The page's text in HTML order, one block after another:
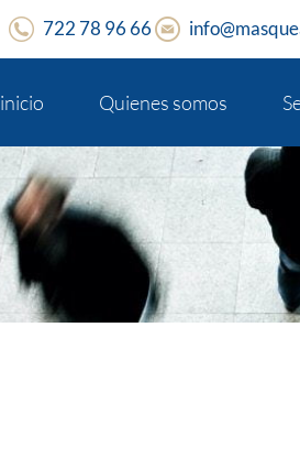
722 78 96 66
inicio Quienes somos